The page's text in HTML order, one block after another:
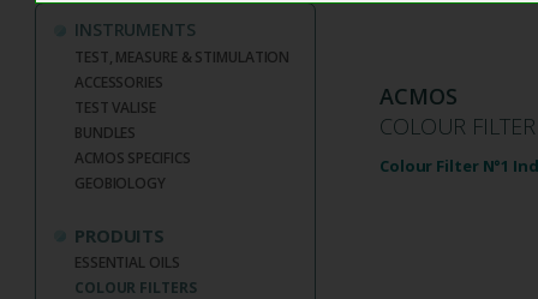
INSTRUMENTS
TEST, MEASURE & STIMULATION
ACCESSORIES
TEST VALISE
BUNDLES
ACMOS SPECIFICS
GEOBIOLOGY
PRODUITS
ESSENTIAL OILS
COLOUR FILTERS
ACMOS
COLOUR
Colour Filter N°1